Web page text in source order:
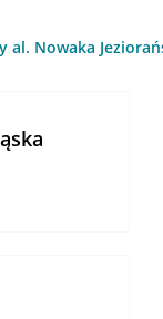
al. Nowaka